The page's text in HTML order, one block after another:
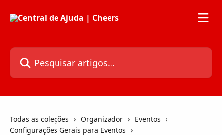
Pesquisar artigos...
Todas as coleções Organizador
Eventos
Configurações Gerais para Eventos